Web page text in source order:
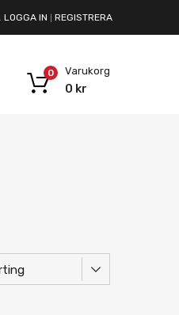
LOGGA IN REGISTRERA
Varukorg
0 kr
0